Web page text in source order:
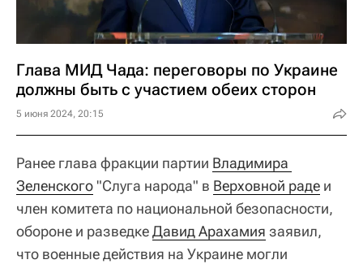
Глава МИД Чада: переговоры по Украине
должны быть с участием обеих сторон
5 июня 2024, 20:15
Ранее глава фракции партии Владимира
Зеленского "Слуга народа" в Верховной раде и
член комитета по национальной безопасности,
обороне и разведкеДавид Арахамия заявил,
что военные действия на Украине могли